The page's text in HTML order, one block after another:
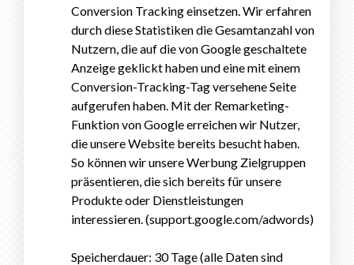
Conversion Tracking einsetzen. Wir erfahren
durch diese Statistiken die Gesamtanzahl von
Nutzern, die auf die von Google geschaltete
Anzeige geklickt haben und eine mit einem
Conversion-Tracking-Tag versehene Seite
aufgerufen haben. Mit der Remarketing-
Funktion von Google erreichen wir Nutzer,
die unsere Website bereits besucht haben.
So können wir unsere Werbung Zielgruppen
präsentieren, die sich bereits für unsere
Produkte oder Dienstleistungen
interessieren. (support.google.com/adwords)
Speicherdauer: 30 Tage (alle Daten sind